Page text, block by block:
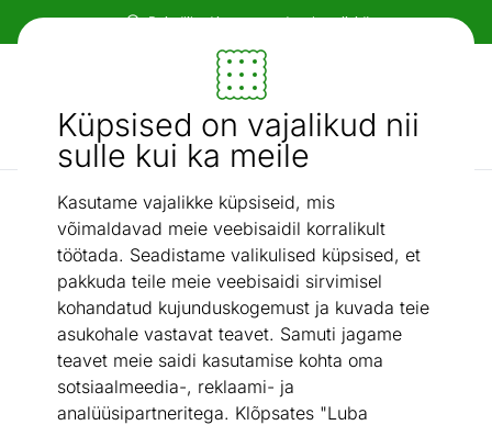
Küpsised on vajalikud nii
sulle kui ka meile
Kasutame vajalikke küpsiseid, mis
võimaldavad meie veebisaidil korralikult
töötada. Seadistame valikulised küpsised, et
pakkuda teile meie veebisaidi sirvimisel
kohandatud kujunduskogemust ja kuvada teie
asukohale vastavat teavet. Samuti jagame
teavet meie saidi kasutamise kohta oma
sotsiaalmeedia-, reklaami- ja
analüüsipartneritega. Klõpsates "Luba
Paindlikud ja mugavad makseviisid!
Mööbel ja sisustus - ON24
Otsi...
AI otsing
Voodiraamid / Thuka lastevoodi Dagmar